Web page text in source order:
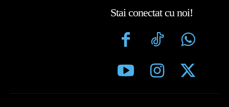
Stai conectat cu noi!